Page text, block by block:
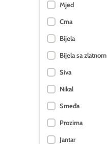
Mjed
Crna
Bijela
Bijela sa zlatnom
Siva
Nikal
Smeđa
Prozirna
Jantar